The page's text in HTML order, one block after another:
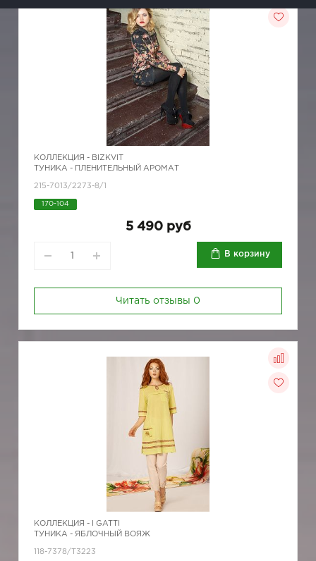
КОЛЛЕКЦИЯ - BIZKVIT
ТУНИКА - ПЛЕНИТЕЛЬНЫЙ АРОМАТ
215-7013/2273-8/1
170-104
5 490 руб
В корзину
Читать отзывы 0
КОЛЛЕКЦИЯ -
I GATTI
ТУНИКА - ЯБЛОЧНЫЙ ВОЯЖ
118-7378/Т3223